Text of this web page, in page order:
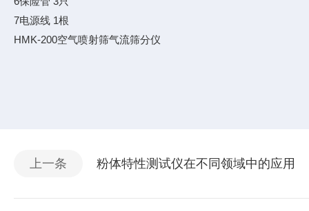
7电源线 1根
HMK-200空气喷射筛气流筛分仪
上一条 粉体特性测试仪在不同领域中的应用